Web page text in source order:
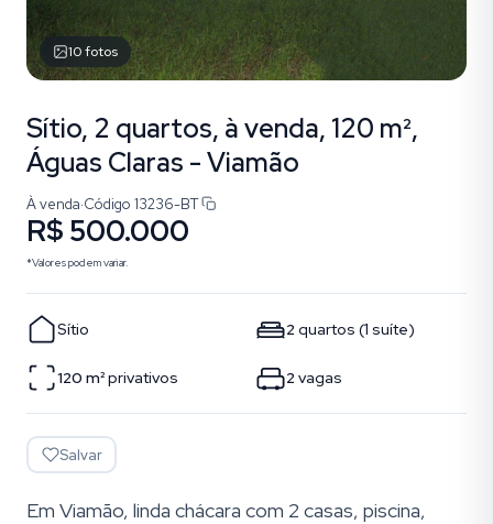
10fotos
Sítio, 2 quartos, à venda, 120 m²,
Águas Claras - Viamão
À venda·Código 13236-BT
R$ 500.000
*Valores podem variar.
Sítio 2 quartos (1 suíte)
120 m²privativos 2 vagas
Salvar
Em Viamão, linda chácara com 2 casas, piscina,